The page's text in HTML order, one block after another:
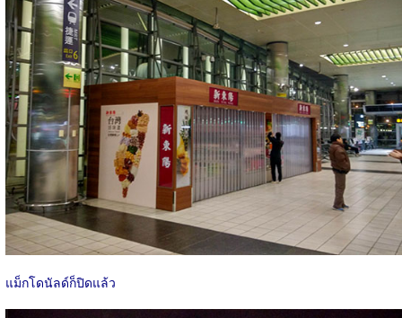
แม็กโดนัลด์ก็ปิดแล้ว